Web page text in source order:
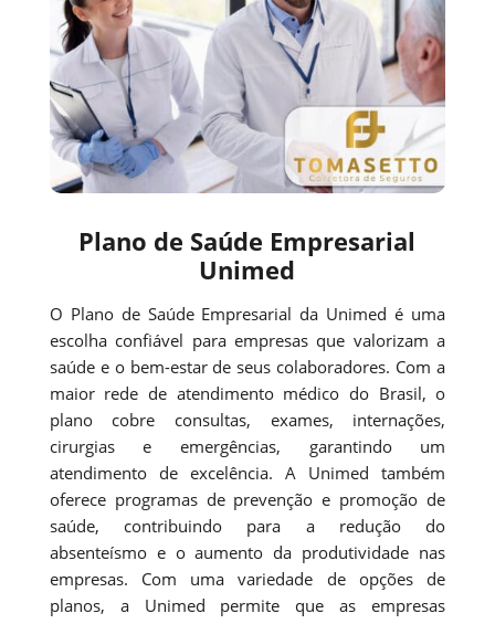
Plano de Saúde Empresarial
Unimed
O Plano de Saúde Empresarial da Unimed é uma
escolha confiável para empresas que valorizam a
saúde e o bem-estar de seus colaboradores. Com a
maior rede de atendimento médico do Brasil, o
plano cobre consultas, exames, internações,
cirurgias e emergências, garantindo um
atendimento de excelência. A Unimed também
oferece programas de prevenção e promoção de
saúde, contribuindo para a redução do
absenteísmo e o aumento da produtividade nas
empresas. Com uma variedade de opções de
planos, a Unimed permite que as empresas